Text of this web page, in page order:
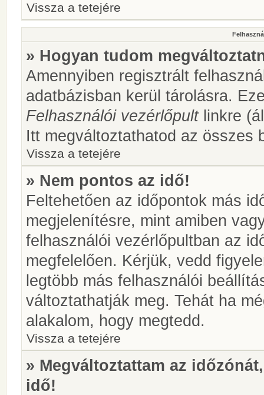
Vissza a tetejére
» Hogyan tudom
Amennyiben regisztrált
adatbázisban kerül tárolásra.
Felhasználói vezérlőpultlinkre
Itt megváltoztathatod az összes
Vissza a tetejére
» Nem pontos az idő!
Feltehetően az időpontok más
megjelenítésre, mint amiben
felhasználói vezérlőpultban az
megfelelően. Kérjük, vedd
legtöbb más felhasználói
változtathatják meg. Tehát ha
alakalom, hogy megtedd.
Vissza a tetejére
» Megváltoztattam az
idő!